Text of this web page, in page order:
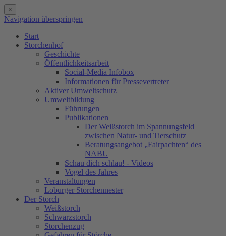
×
Navigation überspringen
Start
Storchenhof
Geschichte
Öffentlichkeitsarbeit
Social-Media Infobox
Informationen für Pressevertreter
Aktiver Umweltschutz
Umweltbildung
Führungen
Publikationen
Der Weißstorch im Spannungsfeld
zwischen Natur- und Tierschutz
Beratungsangebot „Fairpachten“ des
NABU
Schau dich schlau! - Videos
Vogel des Jahres
Veranstaltungen
Loburger Storchennester
Der Storch
Weißstorch
Schwarzstorch
Storchenzug